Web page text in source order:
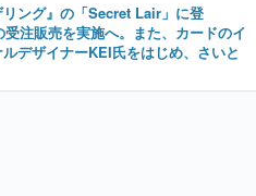
ング』の「Secret Lair」に登
注販売を実施へ。また、カードのイ
デザイナーKEI氏をはじめ、さいと